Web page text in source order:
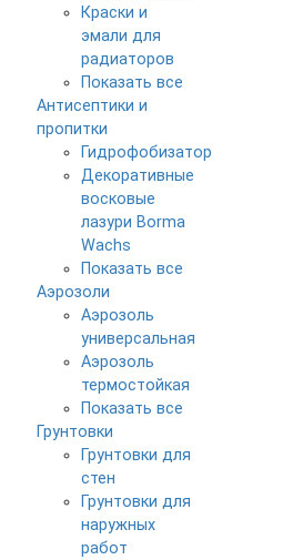
Краски и
эмали для
радиаторов
Показать все
Антисептики и
пропитки
Гидрофобизатор
Декоративные
восковые
лазури Borma
Wachs
Показать все
Аэрозоли
Аэрозоль
универсальная
Аэрозоль
термостойкая
Показать все
Грунтовки
Грунтовки для
стен
Грунтовки для
наружных
работ